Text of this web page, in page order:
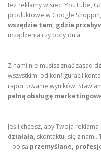
też reklamy w sieci YouTube,
produktowe w Google
wszędzie tam, gdzie
urządzenia czy pory dnia.
Z nami nie musisz znać zasad
wszystkim: od konfiguracji
raportowanie wyników.
pełną obsługę
Jeśli chcesz, aby Twoja
działała, skontaktuj się z
– bo są przemyślane,